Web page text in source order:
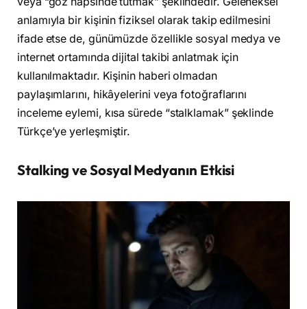
anlamıyla bir kişinin fiziksel olarak takip edilmesini
ifade etse de, günümüzde özellikle sosyal medya ve
internet ortamında dijital takibi anlatmak için
kullanılmaktadır. Kişinin haberi olmadan
paylaşımlarını, hikâyelerini veya fotoğraflarını
inceleme eylemi, kısa sürede “stalklamak” şeklinde
Türkçe’ye yerleşmiştir.
Stalking ve Sosyal Medyanın Etkisi